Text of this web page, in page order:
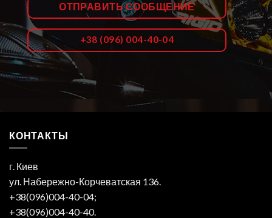
ОТПРАВИТЬ СООБЩЕНИЕ
+38 (096) 004-40-04
КОНТАКТЫ
г. Киев
ул. Набережно-Корчеватская 136.
+38(096)004-40-04;
+38(096)004-40-40.